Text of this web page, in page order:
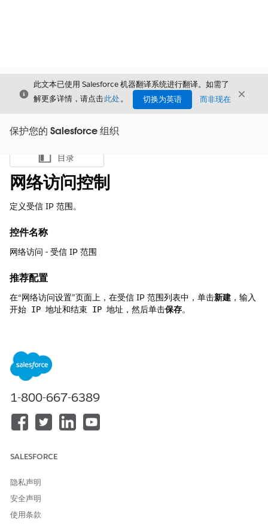
关闭
此文本已使用 Salesforce 机器翻译系统进行翻译。如需了
解更多详情，请点击此处。 切换为英语 而非现在 关闭
保护您的 Salesforce 组织
显示目录
目录
网络访问控制
定义受信 IP 范围。
控件名称
网络访问 - 受信 IP 范围
推荐配置
在“网络访问设置”页面上，在受信 IP 范围列表中，单击新建 ，输入
开始 IP 地址和结束 IP 地址 ，然后单击保存。
定义受信 IP 范围。
安全风险（如果未配置）
无法在 Salesforce 网络访问中配置受信 IP 范围会允许用户尝试从
全局任何位置或网络登录，从而造成重大安全漏洞。虽然
Salesforce 仍然需要标准凭据，但缺乏 IP 限制意味着，如果密码通
主要威胁场景涉及凭据获取攻击，恶意行为者通过有针对性的网络
钓鱼活动获取高权限用户的登录凭据。如果没有定义受信 IP 范围，
攻击者可以从远程未经授权的位置（例如海外服务器或公共网络）
1-800-667-6389
SALESFORCE
隐私声明
安全声明
使用条款